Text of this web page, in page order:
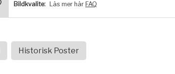
Bildkvalite:
Läs mer här FAQ
Historisk Poster